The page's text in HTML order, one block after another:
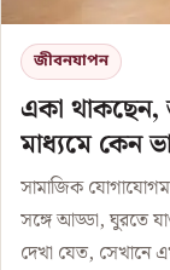
জীবনযাপন
একা
মাধ্যমে কেন
সামাজিক
সঙ্গে আড্ডা, ঘুরতে
দেখা যেত, সেখানে